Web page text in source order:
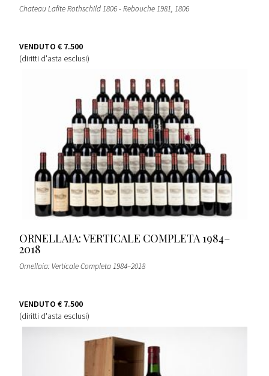
Chateau Lafite Rothschild 1806 - Rebouche 1981, 1806
VENDUTO € 7.500
(diritti d'asta esclusi)
ORNELLAIA: VERTICALE COMPLETA 1984–
2018
Ornellaia: Verticale Completa 1984–2018
VENDUTO € 7.500
(diritti d'asta esclusi)